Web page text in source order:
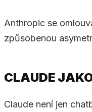
Anthropic se
způsobenou
CLAUDE
Claude není jen